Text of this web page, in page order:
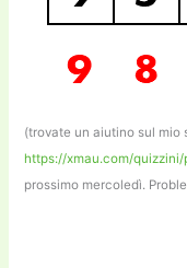
(trovate un aiutino sul mio
https://xmau.com/quizzini/
prossimo mercoledì.